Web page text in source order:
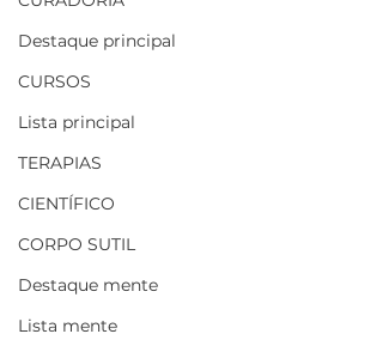
Destaque principal
CURSOS
Lista principal
TERAPIAS
CIENTÍFICO
CORPO SUTIL
Destaque mente
Lista mente